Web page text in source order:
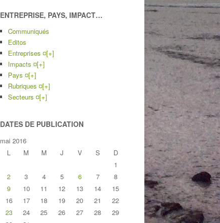
ENTREPRISE, PAYS, IMPACT…
Communiqués
Editos
Entreprises ¤[+]
Impacts ¤[+]
Pays ¤[+]
Rubriques ¤[+]
Secteurs ¤[+]
DATES DE PUBLICATION
mai 2016
L
M M J V S
D
1
2
3 4 5 6 7
8
9
10 11 12 13 14
15
16
17 18 19 20 21
22
23
24 25 26 27 28
29